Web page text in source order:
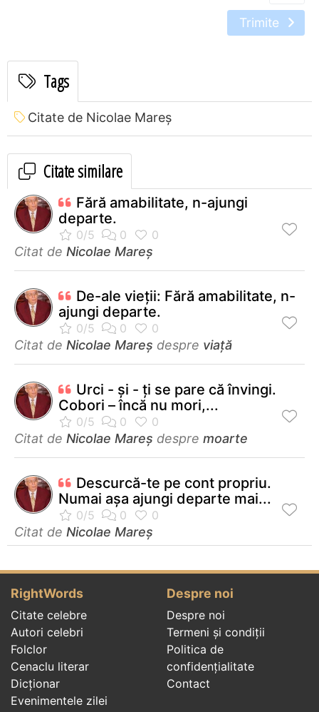
Trimite
Tags
Citate de Nicolae Mareș
Citate similare
Fără amabilitate, n-ajungi
departe.
Citat de Nicolae Mareș
De-ale vieții: Fără amabilitate, n-
ajungi departe.
Citat de Nicolae Mareș despre viață
Urci - și - ți se pare că învingi.
Cobori – încă nu mori,...
Citat de Nicolae Mareș despre moarte
Descurcă-te pe cont propriu.
Numai aşa ajungi departe mai...
Citat de Nicolae Mareș
RightWords
Citate celebre
Autori celebri
Folclor
Cenaclu literar
Dicționar
Evenimentele zilei
Despre noi
Despre noi
Termeni și condiții
Politica de
confidenţialitate
Contact